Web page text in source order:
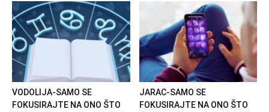
VODOLIJA-SAMO SE
FOKUSIRAJTE NA ONO ŠTO
JARAC-SAMO SE
FOKUSIRAJTE NA ONO ŠTO